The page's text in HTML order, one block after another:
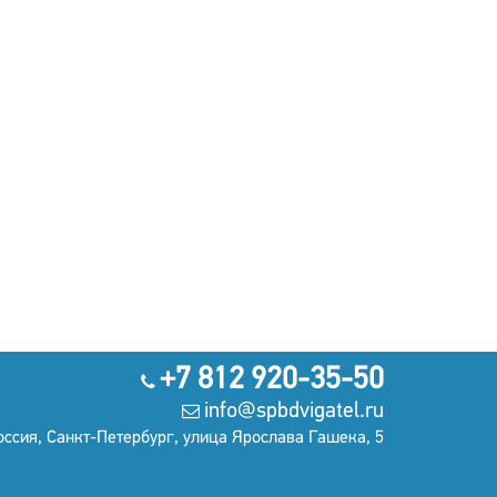
+7 812 920-35-50
info@spbdvigatel.ru
Санкт-Петербург, улица Ярослава Гашека, 5